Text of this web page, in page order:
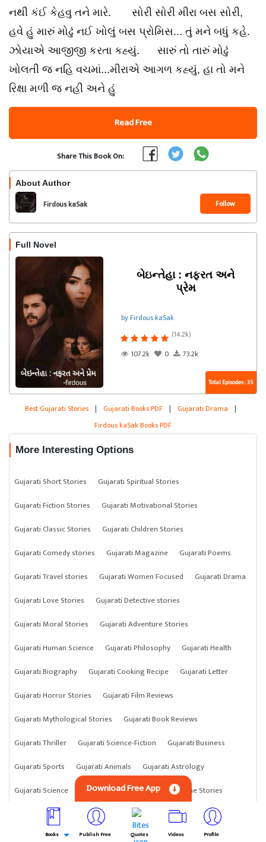
નથી કંઈ કેહવુ તને મારે. સોરી સોરી મીરા બસ સોરી,
હવે હું મારું મોઢું નઈ ખોલું બસ પ્રોમિસ... તું મને બધું કહે.
ઝોયાએ આજીજી કરતા કહ્યું. સારું તો તારું મોઢું
ખોલતી જ નહિ વચમાં...મીરાએ આગળ કહ્યું, હા તો મને
રિક્ષા મળી જ નહીં અને હું
Read Free
Share This Book On:
About Author
Firdous kaSak Follow
Full Novel
બેઇન્તેહા : નફરત અને
પ્રેમ
by Firdous kaSak
(14.2k)
107.2k
0 73.2k
Total Episodes : 35
Best Gujarati Stories | Gujarati Books PDF | Gujarati Drama |
Firdous kaSak Books PDF
More Interesting Options
Gujarati Short Stories
Gujarati Spiritual Stories
Gujarati Fiction Stories
Gujarati Motivational Stories
Gujarati Classic Stories
Gujarati Children Stories
Gujarati Comedy stories
Gujarati Magazine
Gujarati Poems
Gujarati Travel stories
Gujarati Women Focused
Gujarati Drama
Gujarati Love Stories
Gujarati Detective stories
Gujarati Moral Stories
Gujarati Adventure Stories
Gujarati Human Science
Gujarati Philosophy
Gujarati Health
Gujarati Biography
Gujarati Cooking Recipe
Gujarati Letter
Gujarati Horror Stories
Gujarati Film Reviews
Gujarati Mythological Stories
Gujarati Book Reviews
Gujarati Thriller
Gujarati Science-Fiction
Gujarati Business
Gujarati Sports
Gujarati Animals
Gujarati Astrology
Gujarati Science
Gujarati Anything Gujarati Crime Stories
Download Free App
Books Publish Free Quotes Videos Profile